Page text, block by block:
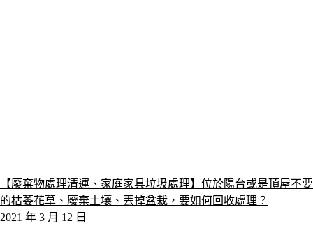
【廢棄物處理清運、家庭家具垃圾處理】位於陽台或是頂屋不要
的枯萎花草、廢棄土壤、丟掉盆栽，要如何回收處理？
2021 年 3 月 12 日